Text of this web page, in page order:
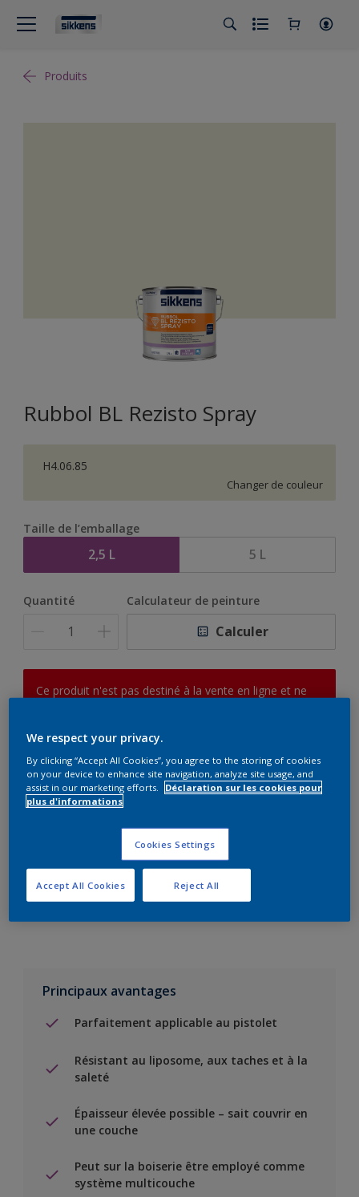
Produits
Rubbol BL Rezisto Spray
H4.06.85
Changer de couleur
Taille de l’emballage
2,5 L 5 L
Quantité Calculateur de peinture
Calculer
Ce produit n'est pas destiné à la vente en ligne et ne
Add to Shopping list
Ajouter au projet
Voir la couleur dans votre application de visualisation
Principaux avantages
Parfaitement applicable au pistolet
Résistant au liposome, aux taches et à la
saleté
Épaisseur élevée possible – sait couvrir en
une couche
Peut sur la boiserie être employé comme
système multicouche
We respect your privacy.
By clicking “Accept All Cookies”, you agree to the storing of cookies
on your device to enhance site navigation, analyze site usage, and
assist in our marketing efforts.
Déclaration sur les cookies pour
plus d'informations
Cookies Settings
Reject All
Accept All Cookies